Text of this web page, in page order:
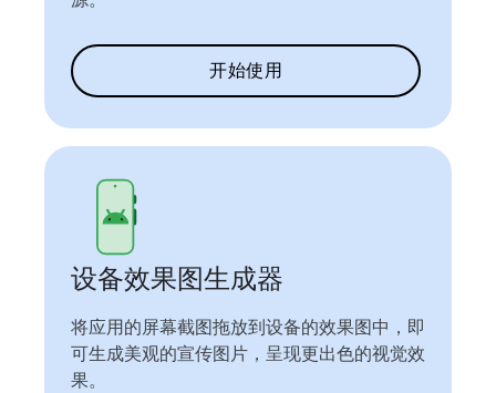
开始使用
设备效果图生成器
将应用的屏幕截图拖放到设备的效果图中，即
可生成美观的宣传图片，呈现更出色的视觉效
果。